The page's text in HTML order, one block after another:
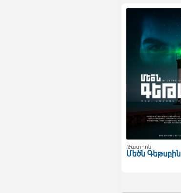
Թատրոն
Մեծն Գեթսբին